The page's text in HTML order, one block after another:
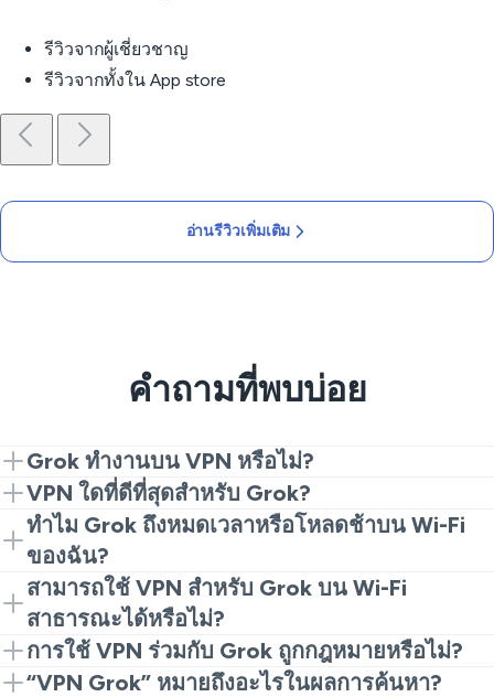
รีวิวจากผู้เชี่ยวชาญ
รีวิวจากทั้งใน App store
อ่านรีวิวเพิ่มเติม
คำถามที่พบบ่อย
Grok ทำงานบน VPN หรือไม่?
ใช่ ติดตั้ง VeePN เชื่อมต่อกับเซิร์ฟเวอร์ใกล้เคียง เปิด
Grok และเข้าสู่ระบบ หากมีการตรวจจับหรือความช้า
ปรากฏขึ้น ให้เปลี่ยนเซิร์ฟเวอร์หรือโปรโตคอล ล้างคุกกี้
และลองใหม่อีกครั้ง
VPN ใดที่ดีที่สุดสำหรับ Grok?
มองหาเซิร์ฟเวอร์ที่รวดเร็ว โปรโตคอลที่ทันสมัย แบนด์วิธ
ไม่จำกัด และนโยบายไม่บันทึกข้อมูลที่ชัดเจน VeePN
ตรงกับสิ่งเหล่านี้เพื่อการเข้าถึงที่คงที่และเป็นส่วนตัว
ทำไม Grok ถึงหมดเวลาหรือโหลดช้าบน Wi-Fi
ของฉัน?
เครือข่ายที่แออัดหรือการจัดเส้นทางที่ไม่ดีทำให้การหยุด
ชะงัก ลองเซิร์ฟเวอร์ที่อยู่ใกล้ เปลี่ยนโปรโตคอลในแอป
หรือลองเชื่อมต่อใหม่บ่อย ๆ VPN มักให้เส้นทางที่สะอาด
ขึ้นเพื่อการตอบสนองที่เร็วขึ้น
สามารถใช้ VPN สำหรับ Grok บน Wi-Fi
สาธารณะได้หรือไม่?
ได้ VPN เข้ารหัสการรับส่งข้อมูลของคุณบนเครือข่าย
โรงแรม วิทยาเขต หรือคาเฟ่ คำแนะนำและผลลัพธ์ของ
การใช้ VPN ร่วมกับ Grok ถูกกฎหมายหรือไม่?
ในหลายสถานที่ VPN ถูกกฎหมายสำหรับความเป็นส่วน
“VPN Grok” หมายถึงอะไรในผลการค้นหา?